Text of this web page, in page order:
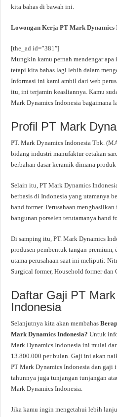
kita bahas di bawah ini.
Lowongan Kerja PT Mark Dynamics
[the_ad id=”381″]
Mungkin kamu pernah mendengar
tetapi kita bahas lagi lebih dalam
Informasi ini kami ambil dari web
itu, ini terjamin keasliannya. Kamu
Mark Dynamics Indonesia bagaimana
Profil PT Mark
PT. Mark Dynamics Indonesia Tbk.
bidang industri manufaktur cetakan
berbahan dasar keramik dimana
Selain itu, PT Mark Dynamics
berbasis di Indonesia yang utamanya
hand former. Perusahaan
bangunan porselen terutamanya hand
Di samping itu, PT. Mark Dynamics
produsen pembentuk tangan
utama perusahaan saat ini meliputi:
Surgical former, Household former dan
Daftar Gaji PT
Indonesia
Selanjutnya kita akan membahas
Mark Dynamics Indonesia?Untuk
Mark Dynamics Indonesia ini mulai
13.800.000 per bulan. Gaji ini akan
PT Mark Dynamics Indonesia dan gaji
tahunnya juga tunjangan tunjangan
Mark Dynamics Indonesia.
Jika kamu ingin mengetahui lebih